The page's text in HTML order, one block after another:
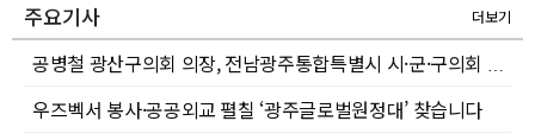
주요기사 더보기
공병철 광산구의회 의장, 전남광주통합특별시 시·군·구의회 의장협의회 부회장 선출
우즈벡서 봉사·공공외교 펼칠 ‘광주글로벌원정대’ 찾습니다